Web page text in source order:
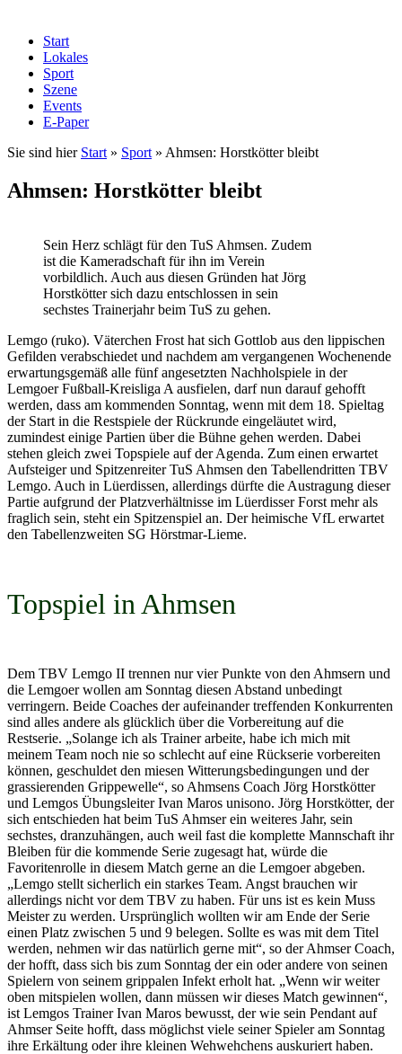
Start
Lokales
Sport
Szene
Events
E-Paper
Sie sind hier Start » Sport » Ahmsen: Horstkötter bleibt
Ahmsen: Horstkötter bleibt
Sein Herz schlägt für den TuS Ahmsen. Zudem
ist die Kameradschaft für ihn im Verein
vorbildlich. Auch aus diesen Gründen hat Jörg
Horstkötter sich dazu entschlossen in sein
sechstes Trainerjahr beim TuS zu gehen.
Lemgo (ruko). Väterchen Frost hat sich Gottlob aus den lippischen
Gefilden verabschiedet und nachdem am vergangenen Wochenende
erwartungsgemäß alle fünf angesetzten Nachholspiele in der
Lemgoer Fußball-Kreisliga A ausfielen, darf nun darauf gehofft
werden, dass am kommenden Sonntag, wenn mit dem 18. Spieltag
der Start in die Restspiele der Rückrunde eingeläutet wird,
zumindest einige Partien über die Bühne gehen werden. Dabei
stehen gleich zwei Topspiele auf der Agenda. Zum einen erwartet
Aufsteiger und Spitzenreiter TuS Ahmsen den Tabellendritten TBV
Lemgo. Auch in Lüerdissen, allerdings dürfte die Austragung dieser
Partie aufgrund der Platzverhältnisse im Lüerdisser Forst mehr als
fraglich sein, steht ein Spitzenspiel an. Der heimische VfL erwartet
den Tabellenzweiten SG Hörstmar-Lieme.
Topspiel in Ahmsen
Dem TBV Lemgo II trennen nur vier Punkte von den Ahmsern und
die Lemgoer wollen am Sonntag diesen Abstand unbedingt
verringern. Beide Coaches der aufeinander treffenden Konkurrenten
sind alles andere als glücklich über die Vorbereitung auf die
Restserie. „Solange ich als Trainer arbeite, habe ich mich mit
meinem Team noch nie so schlecht auf eine Rückserie vorbereiten
können, geschuldet den miesen Witterungsbedingungen und der
grassierenden Grippewelle“, so Ahmsens Coach Jörg Horstkötter
und Lemgos Übungsleiter Ivan Maros unisono. Jörg Horstkötter, der
sich entschieden hat beim TuS Ahmser ein weiteres Jahr, sein
sechstes, dranzuhängen, auch weil fast die komplette Mannschaft ihr
Bleiben für die kommende Serie zugesagt hat, würde die
Favoritenrolle in diesem Match gerne an die Lemgoer abgeben.
„Lemgo stellt sicherlich ein starkes Team. Angst brauchen wir
allerdings nicht vor dem TBV zu haben. Für uns ist es kein Muss
Meister zu werden. Ursprünglich wollten wir am Ende der Serie
einen Platz zwischen 5 und 9 belegen. Sollte es was mit dem Titel
werden, nehmen wir das natürlich gerne mit“, so der Ahmser Coach,
der hofft, dass sich bis zum Sonntag der ein oder andere von seinen
Spielern von seinem grippalen Infekt erholt hat. „Wenn wir weiter
oben mitspielen wollen, dann müssen wir dieses Match gewinnen“,
ist Lemgos Trainer Ivan Maros bewusst, der wie sein Pendant auf
Ahmser Seite hofft, dass möglichst viele seiner Spieler am Sonntag
ihre Erkältung oder ihre kleinen Wehwehchens auskuriert haben.